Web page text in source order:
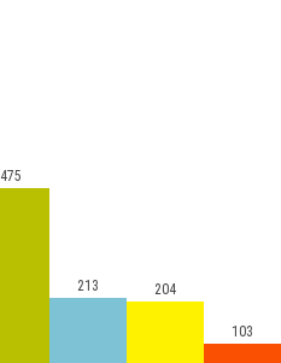
475
213 204
103